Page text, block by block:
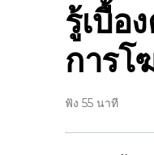
รู้เบื้อ
การ
ฟัง 55 นาที